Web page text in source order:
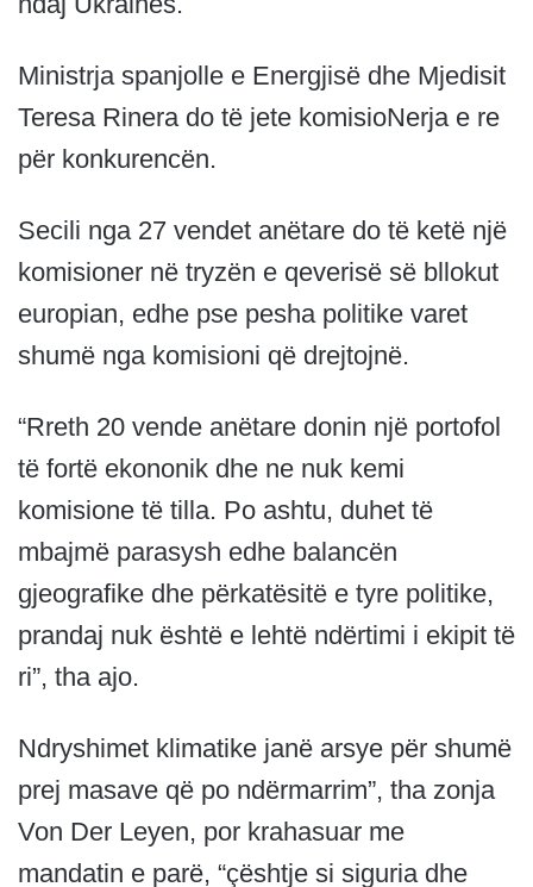
Ministrja spanjolle e Energjisë dhe Mjedisit
Teresa Rinera do të jete komisioNerja e re
për konkurencën.
Secili nga 27 vendet anëtare do të ketë një
komisioner në tryzën e qeverisë së bllokut
europian, edhe pse pesha politike varet
shumë nga komisioni që drejtojnë.
“Rreth 20 vende anëtare donin një portofol
të fortë ekononik dhe ne nuk kemi
komisione të tilla. Po ashtu, duhet të
mbajmë parasysh edhe balancën
gjeografike dhe përkatësitë e tyre politike,
prandaj nuk është e lehtë ndërtimi i ekipit të
ri”, tha ajo.
Ndryshimet klimatike janë arsye për shumë
prej masave që po ndërmarrim”, tha zonja
Von Der Leyen, por krahasuar me
mandatin e parë, “çështje si siguria dhe